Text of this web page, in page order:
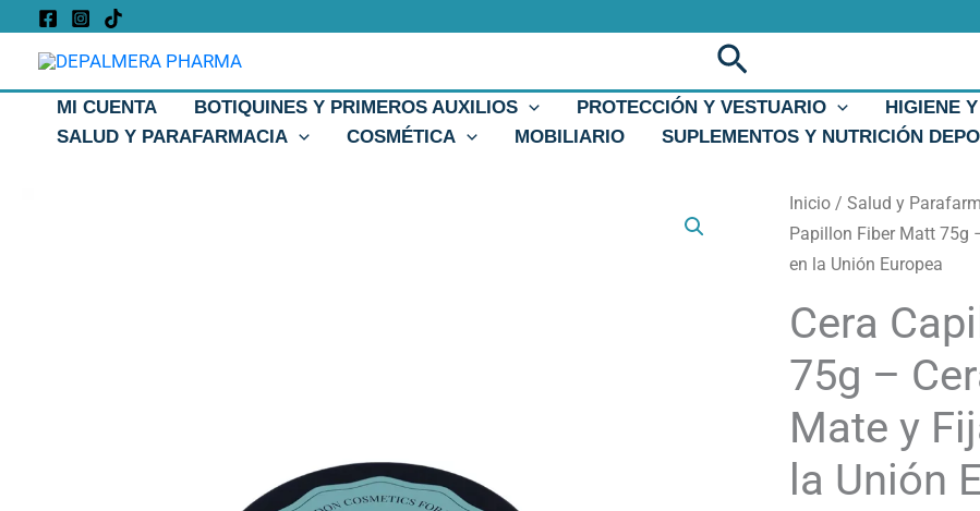
contenido
Buscar
MI CUENTA BOTIQUINES Y PRIMEROS AUXILIOS PROTECCIÓN Y VESTUARIO HIGIENE
SALUD Y PARAFARMACIA
COSMÉTICA MOBILIARIO SUPLEMENTOS Y NUTRICIÓN
Inicio /Salud y
Papillon Fiber Matt 75g
en la Unión Europea
Cera
75g –
Mate y
la Unión
Cera
Capilar
Papillon
Matt
75g
Cera
de
Fibras